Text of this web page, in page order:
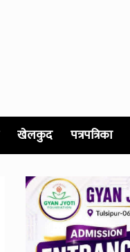
खेलकुद पत्रपत्रिका